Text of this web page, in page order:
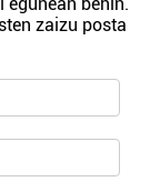
zaizu posta